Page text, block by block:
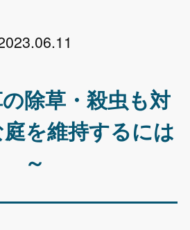
除草・殺虫も対
を維持するには
～